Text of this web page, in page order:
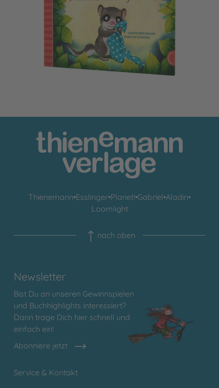
Der kleine Siebenschläfer 3: Die Geschichte vom kleinen
Thienemann•Esslinger•Planet!•Gabriel•Aladin•
Loomlight
nach oben
Newsletter
Bist Du an unseren Gewinnspielen
und Buchhighlights interessiert?
Dann trage Dich hier schnell und
einfach ein!
Abonniere jetzt
Service & Kontakt